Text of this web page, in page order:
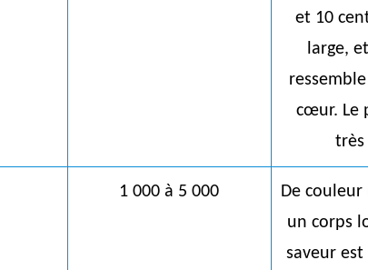
et 10
large,
cœur. Le
très
1 000 à 5 000
De couleur
un corps
saveur